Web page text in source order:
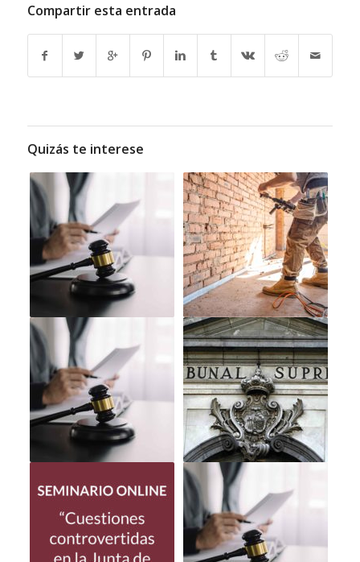
Compartir esta entrada
Quizás te interese